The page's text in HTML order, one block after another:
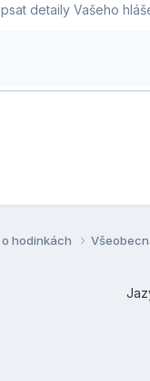
detaily Vašeho
hodinkách